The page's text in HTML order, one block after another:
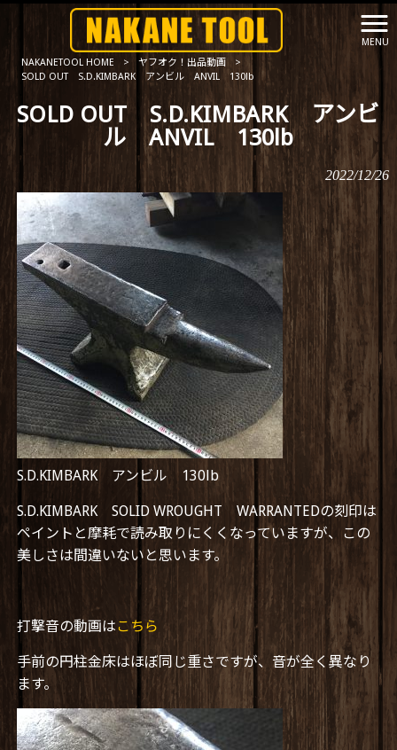
MENU
NAKANETOOL HOME
> ヤフオク！出品動画
>
SOLD OUT S.D.KIMBARK アンビル ANVIL 130lb
SOLD OUT S.D.KIMBARK アンビ
ル ANVIL 130lb
2022/12/26
S.D.KIMBARK アンビル 130lb
S.D.KIMBARK SOLID WROUGHT WARRANTEDの刻印は
ペイントと摩耗で読み取りにくくなっていますが、この
美しさは間違いないと思います。
打撃音の動画は こちら
手前の円柱金床はほぼ同じ重さですが、音が全く異なり
ます。